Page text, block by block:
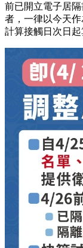
前已開立電子居
者，一律以今天
計算接觸日次日起